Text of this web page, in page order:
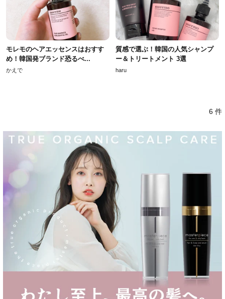
モレモのヘアエッセンスはおすす
め！韓国発ブランド恐るべ...
かえで
質感で選ぶ！韓国の人気シャンプ
ー＆トリートメント 3選
haru
6 件